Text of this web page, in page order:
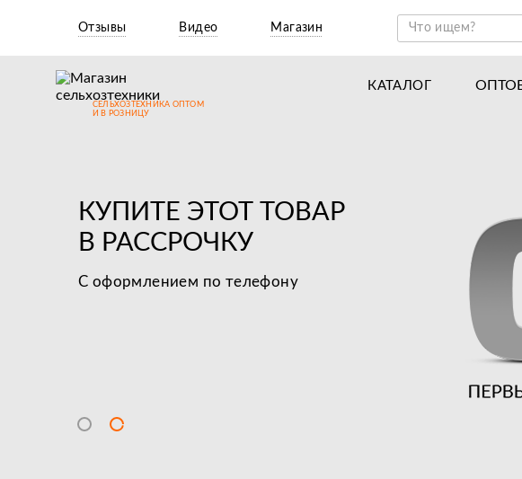
Отзывы Видео Магазин
СЕЛЬХОЗТЕХНИКА ОПТОМ
И В РОЗНИЦУ
КАТАЛОГ
Навесное
КУПИТЕ ЭТОТ ТОВАР
В РАССРОЧКУ
С оформлением по телефону